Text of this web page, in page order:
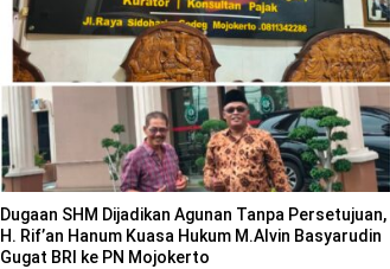
Dugaan SHM Dijadikan Agunan Tanpa Persetujuan,
H. Rif’an Hanum Kuasa Hukum M.Alvin Basyarudin
Gugat BRI ke PN Mojokerto